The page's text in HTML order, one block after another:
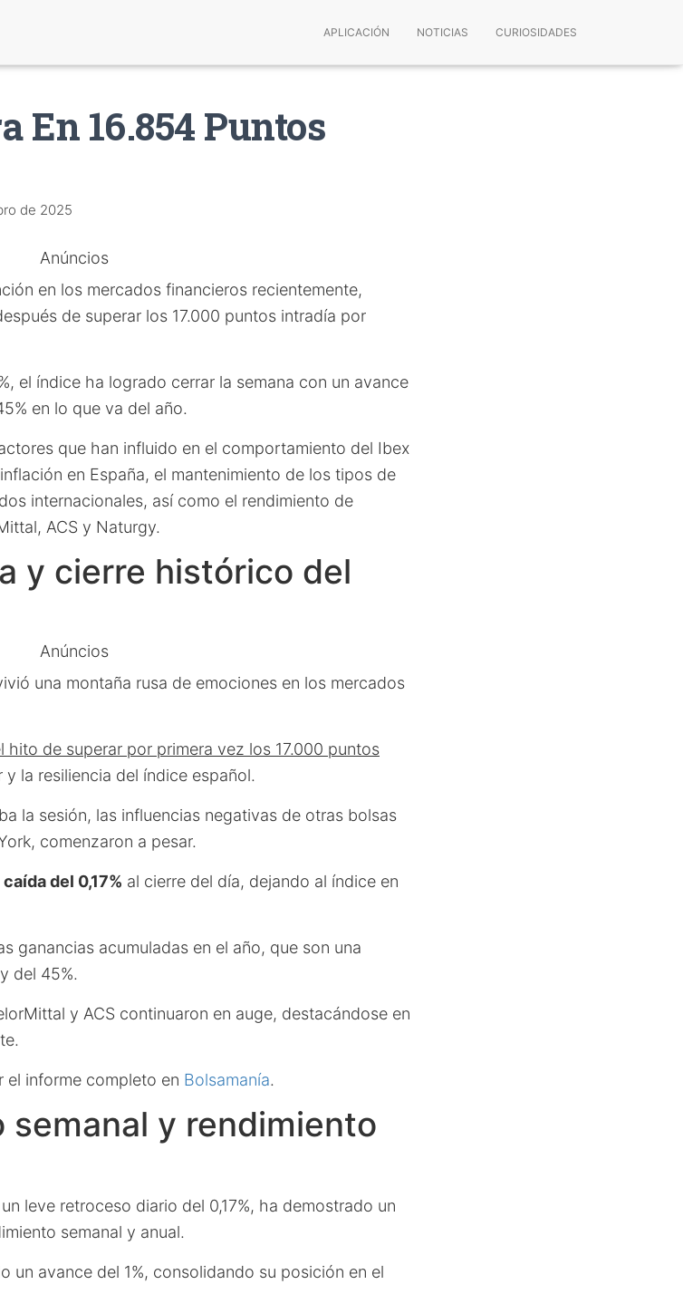
APLICACIÓN NOTICIAS CURIOSIDADES
En 16.854 Puntos
de 2025
Anúncios
en los mercados financieros recientemente,
de superar los 17.000 puntos intradía por
el índice ha logrado cerrar la semana con un avance
en lo que va del año.
que han influido en el comportamiento del Ibex
en España, el mantenimiento de los tipos de
internacionales, así como el rendimiento de
ACS y Naturgy.
y cierre histórico del
Anúncios
una montaña rusa de emociones en los mercados
hito de superar por primera vez los 17.000 puntos
la resiliencia del índice español.
la sesión, las influencias negativas de otras bolsas
comenzaron a pesar.
caída del 0,17% al cierre del día, dejando al índice en
ganancias acumuladas en el año, que son una
del 45%.
y ACS continuaron en auge, destacándose en
el informe completo en Bolsamanía.
y rendimiento
leve retroceso diario del 0,17%, ha demostrado un
semanal y anual.
un avance del 1%, consolidando su posición en el